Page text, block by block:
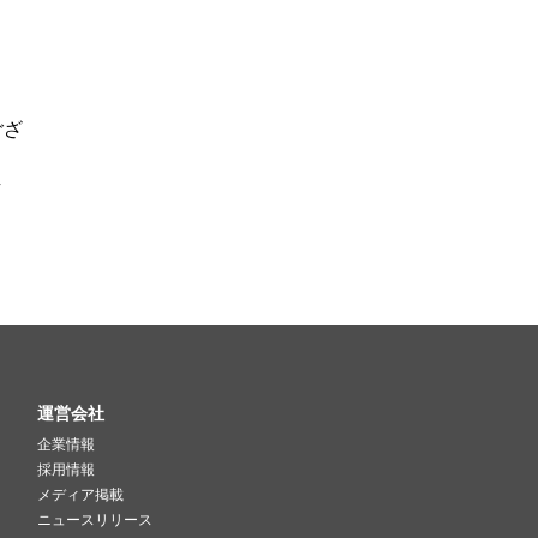
ざ
運営会社
企業情報
採用情報
メディア掲載
ニュースリリース